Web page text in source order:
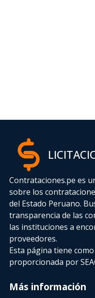
Contrataciones.pe es
sobre los
del Estado Peruano.
transparencia de las
las instituciones a
proveedores.
Esta página tiene
proporcionada por
Más información